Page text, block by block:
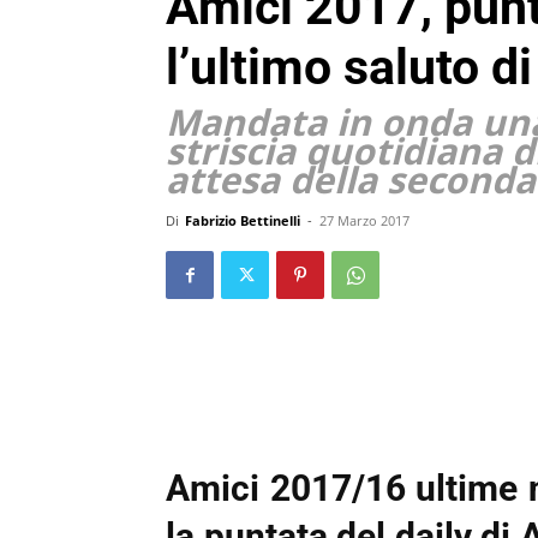
l’ultimo saluto
Mandata in onda
striscia quotidiana
attesa della
Di Fabrizio Bettinelli - 27 Marzo 2017
Amici 2017/16 ultime